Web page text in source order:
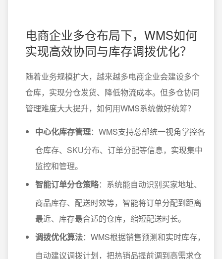
电商企业多仓布局下，WMS如何
实现高效协同与库存调拨优化？
随着业务规模扩大，越来越多电商企业会建设多个
仓库，实现分仓发货、降低物流成本。但多仓协同
管理难度大大提升，如何用WMS系统做好统筹？
中心化库存管理：WMS支持总部统一视角掌控各
仓库存、SKU分布、订单分配等信息，实现集中
监控和管理。
智能订单分仓策略：系统能自动识别买家地址、
商品库存、配送时效等，智能将订单分配到距离
最近、库存最合适的仓库，缩短配送时长。
调拨优化算法：WMS根据销售预测和实时库存，
自动建议调拨计划，把热销品提前调到高需求仓